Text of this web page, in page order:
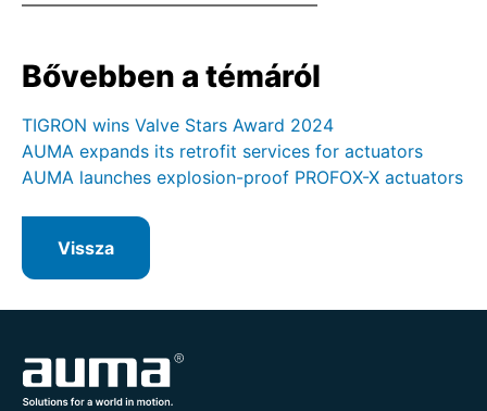
Bővebben a témáról
TIGRON wins Valve Stars Award 2024
AUMA expands its retrofit services for actuators
AUMA launches explosion-proof PROFOX-X actuators
Vissza